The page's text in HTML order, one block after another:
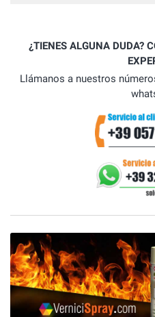
¿TIENES ALGUNA DUDA?
Llámanos a nuestros